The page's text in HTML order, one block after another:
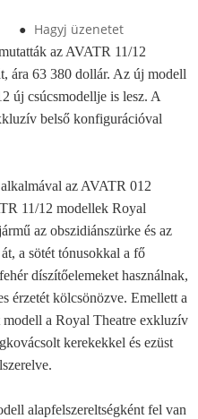
● Hagyj üzenetet
az AVATR 11/12
ára 63 380 dollár. Az új modell
új csúcsmodellje is lesz. A
belső konfigurációval
az AVATR 012
11/12 modellek Royal
az obszidiánszürke és az
a sötét tónusokkal a fő
díszítőelemeket használnak,
érzetét kölcsönözve. Emellett a
modell a Royal Theatre exkluzív
kerekekkel és ezüst
alapfelszereltségként fel van